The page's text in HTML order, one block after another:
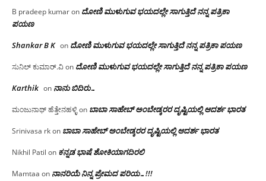
B pradeep kumaron ದೋಣಿ ಮುಳುಗುವ ಭಯದಲ್ಲೇ ಸಾಗುತ್ತಿದೆ ನನ್ನ ಪತ್ರಿಕಾ
ಪಯಣ
Shankar B K on ದೋಣಿ ಮುಳುಗುವ ಭಯದಲ್ಲೇ ಸಾಗುತ್ತಿದೆ ನನ್ನ ಪತ್ರಿಕಾ ಪಯಣ
ಸುನಿಲ್ ಕುಮಾರ್.ವಿon ದೋಣಿ ಮುಳುಗುವ ಭಯದಲ್ಲೇ ಸಾಗುತ್ತಿದೆ ನನ್ನ ಪತ್ರಿಕಾ ಪಯಣ
Karthik on ನಾನು ಬಿದಿರು…
ಮಂಜುನಾಥ್ ಹೆತ್ತೇನಹಳ್ಳಿon ಬಾಬಾ ಸಾಹೇಬ್ ಅಂಬೇಡ್ಕರರ ದೃಷ್ಟಿಯಲ್ಲಿ ಆದರ್ಶ ಭಾರತ
Srinivasa rkon ಬಾಬಾ ಸಾಹೇಬ್ ಅಂಬೇಡ್ಕರರ ದೃಷ್ಟಿಯಲ್ಲಿ ಆದರ್ಶ ಭಾರತ
Nikhil Patil on ಕನ್ನಡ ಭಾಷೆ ಶೋಕಿಯಾಗದಿರಲಿ
Mamtaa on ನಾನರಿಯೆ ನಿನ್ನ ಪ್ರೇಮದ ಪರಿಯ…!!!